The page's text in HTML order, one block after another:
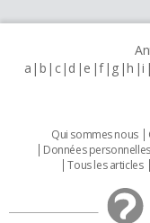
a b c d e f g h i
Qui sommes nous
Données personnelles
Tous les articles